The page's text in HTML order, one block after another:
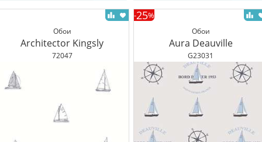
Обои
Architector Kingsly
72047
Обои
Aura Deauville
G23031
-25%